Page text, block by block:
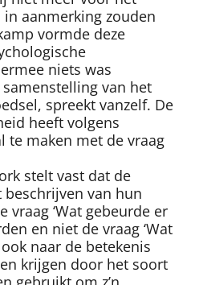
aanmerking zouden
vormde deze
niets was
van het
spreekt vanzelf. De
heeft volgens
te maken met de vraag
stelt vast dat de
van hun
vraag ‘Wat gebeurde er
en niet de vraag ‘Wat
naar de betekenis
krijgen door het soort